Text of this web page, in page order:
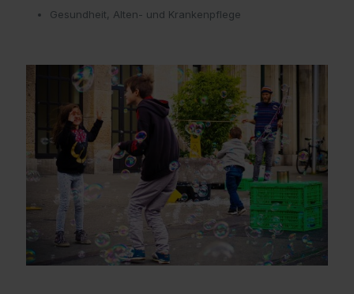
Gesundheit, Alten- und Krankenpflege